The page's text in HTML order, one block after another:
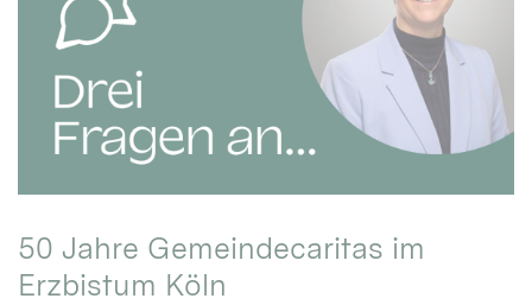
50 Jahre Gemeindecaritas im
Erzbistum Köln